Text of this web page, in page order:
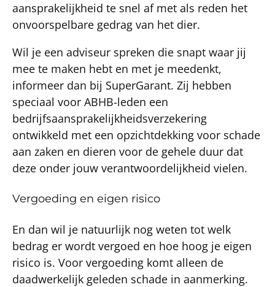
aansprakelijkheid te snel af met als reden het
onvoorspelbare gedrag van het dier.
Wil je een adviseur spreken die snapt waar jij
mee te maken hebt en met je meedenkt,
informeer dan bij SuperGarant. Zij hebben
speciaal voor ABHB-leden een
bedrijfsaansprakelijkheidsverzekering
ontwikkeld met een opzichtdekking voor schade
aan zaken en dieren voor de gehele duur dat
deze onder jouw verantwoordelijkheid vielen.
Vergoeding en eigen risico
En dan wil je natuurlijk nog weten tot welk
bedrag er wordt vergoed en hoe hoog je eigen
risico is. Voor vergoeding komt alleen de
daadwerkelijk geleden schade in aanmerking.